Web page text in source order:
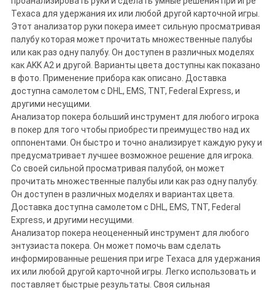
Техаса для удержания их или любой другой карточной игры.
Этот анализатор руки покера имеет сильную просматривая
палубу которая может прочитать множественные палубы
или как раз одну палубу. Он доступен в различных моделях
как AKK A2 и другой. Варианты цвета доступны как показано
в фото. Применение прибора как описано. Доставка
доступна самолетом с DHL, EMS, TNT, Federal Express, и
другими несущими.
Анализатор покера больший инструмент для любого игрока
в покер для того чтобы приобрести преимущество над их
оппонентами. Он быстро и точно анализирует каждую руку и
предусматривает лучшее возможное решение для игрока.
Со своей сильной просматривая палубой, он может
прочитать множественные палубы или как раз одну палубу.
Он доступен в различных моделях и вариантах цвета.
Доставка доступна самолетом с DHL, EMS, TNT, Federal
Express, и другими несущими.
Анализатор покера неоцененный инструмент для любого
энтузиаста покера. Он может помочь вам сделать
информированные решения при игре Техаса для удержания
их или любой другой карточной игры. Легко использовать и
поставляет быстрые результаты. Своя сильная